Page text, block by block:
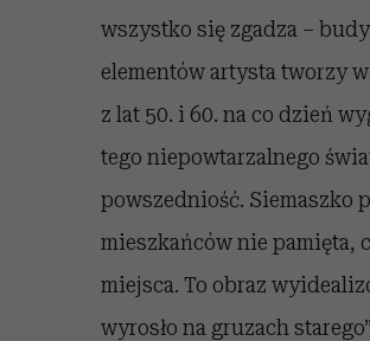
wszystko się zgadza –
elementów artysta tworzy
z lat 50. i 60. na co dzień
tego niepowtarzalnego
powszedniość. Siemaszko
mieszkańców nie pamięta,
miejsca. To obraz
wyrosło na gruzach